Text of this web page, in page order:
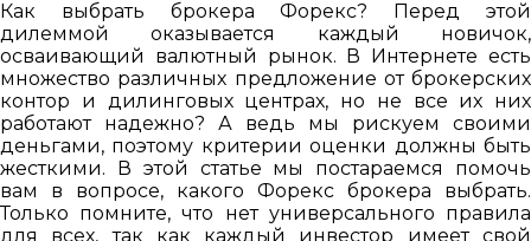
Как выбрать брокера Форекс? Перед этой
дилеммой оказывается каждый новичок,
осваивающий валютный рынок. В Интернете есть
множество различных предложение от брокерских
контор и дилинговых центрах, но не все их них
работают надежно? А ведь мы рискуем своими
деньгами, поэтому критерии оценки должны быть
жесткими. В этой статье мы постараемся помочь
вам в вопросе, какого Форекс брокера выбрать.
Только помните, что нет универсального правила
для всех, так как каждый инвестор имеет свой